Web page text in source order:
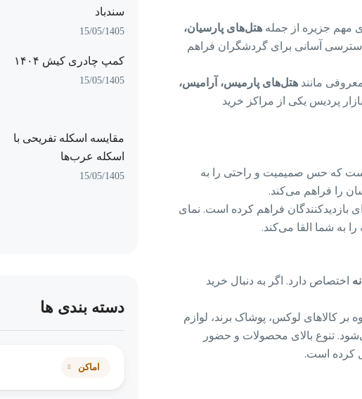
مهم جزیره از جمله هتل‌های پارسیان،
آسانی برای گردشگران فراهم
مانند هتل‌های پارمیس، آرامیس،
پردیس یکی از مراکز خرید
که حس صمیمیت و راحتی را به
را فراهم می‌کند.
فراهم کرده است. نمای
به شما القا می‌کند.
اختصاص دارد. اگر به دنبال خرید
بر کالاهای لوکس، پوشاک برند، لوازم
تنوع بالای محصولات و حضور
کرده است.
سندباد
15/05/1405
کمپ چادری کیش ۱۴۰۴
15/05/1405
مقایسه اسکله تفریحی با
اسکله عرب‌ها
15/05/1405
دسته بندی ها
اماکن